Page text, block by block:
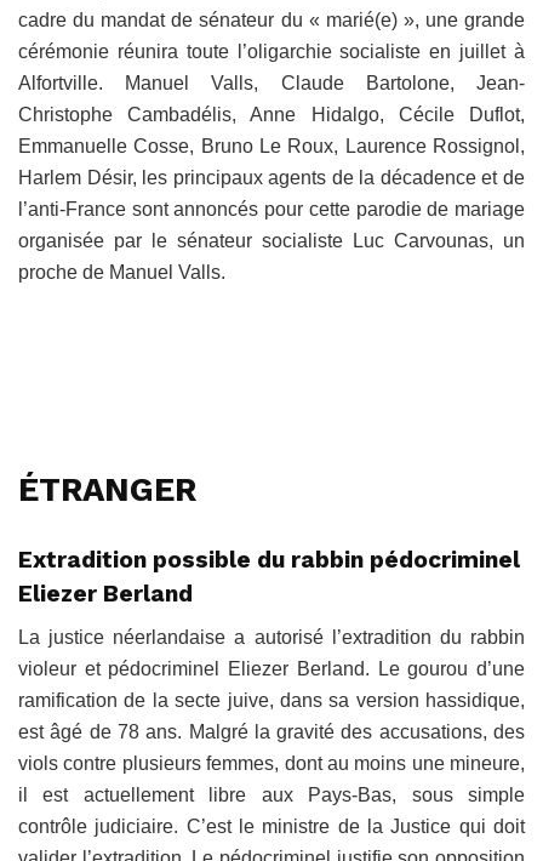
cadre du mandat de sénateur du « marié(e) », une grande
cérémonie réunira toute l’oligarchie socialiste en juillet à
Alfortville. Manuel Valls, Claude Bartolone, Jean-
Christophe Cambadélis, Anne Hidalgo, Cécile Duflot,
Emmanuelle Cosse, Bruno Le Roux, Laurence Rossignol,
Harlem Désir, les principaux agents de la décadence et de
l’anti-France sont annoncés pour cette parodie de mariage
organisée par le sénateur socialiste Luc Carvounas, un
proche de Manuel Valls.
ÉTRANGER
Extradition possible du rabbin pédocriminel
Eliezer Berland
La justice néerlandaise a autorisé l’extradition du rabbin
violeur et pédocriminel Eliezer Berland. Le gourou d’une
ramification de la secte juive, dans sa version hassidique,
est âgé de 78 ans. Malgré la gravité des accusations, des
viols contre plusieurs femmes, dont au moins une mineure,
il est actuellement libre aux Pays-Bas, sous simple
contrôle judiciaire. C’est le ministre de la Justice qui doit